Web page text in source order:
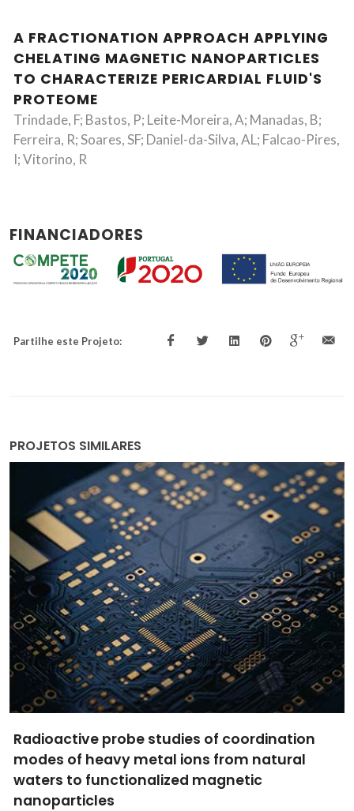
A FRACTIONATION APPROACH APPLYING
CHELATING MAGNETIC NANOPARTICLES
TO CHARACTERIZE PERICARDIAL FLUID'S
PROTEOME
Trindade, F; Bastos, P; Leite-Moreira, A; Manadas, B;
Ferreira, R; Soares, SF; Daniel-da-Silva, AL; Falcao-Pires,
I; Vitorino, R
FINANCIADORES
Partilhe este Projeto:
PROJETOS SIMILARES
Radioactive probe studies of coordination
modes of heavy metal ions from natural
waters to functionalized magnetic
nanoparticles